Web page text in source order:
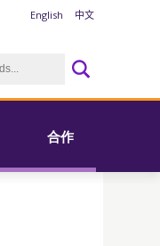
English 中文
合作